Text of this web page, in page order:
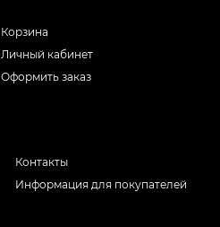
Корзина
Личный кабинет
Оформить заказ
Контакты
Информация для покупателей